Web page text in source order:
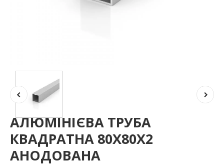
АЛЮМІНІЄВА ТРУБА
КВАДРАТНА 80Х80Х2
АНОДОВАНА